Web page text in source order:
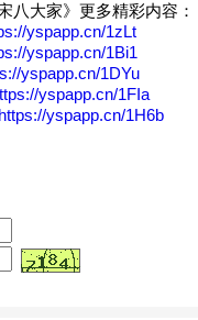
大家》更多精彩内容：
yspapp.cn/1zLt
yspapp.cn/1Bi1
yspapp.cn/1DYu
yspapp.cn/1FIa
https://yspapp.cn/1H6b